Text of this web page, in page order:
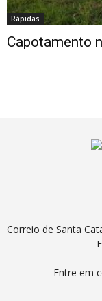
Rápidas
Capotamento
Correio de Santa
Entre em